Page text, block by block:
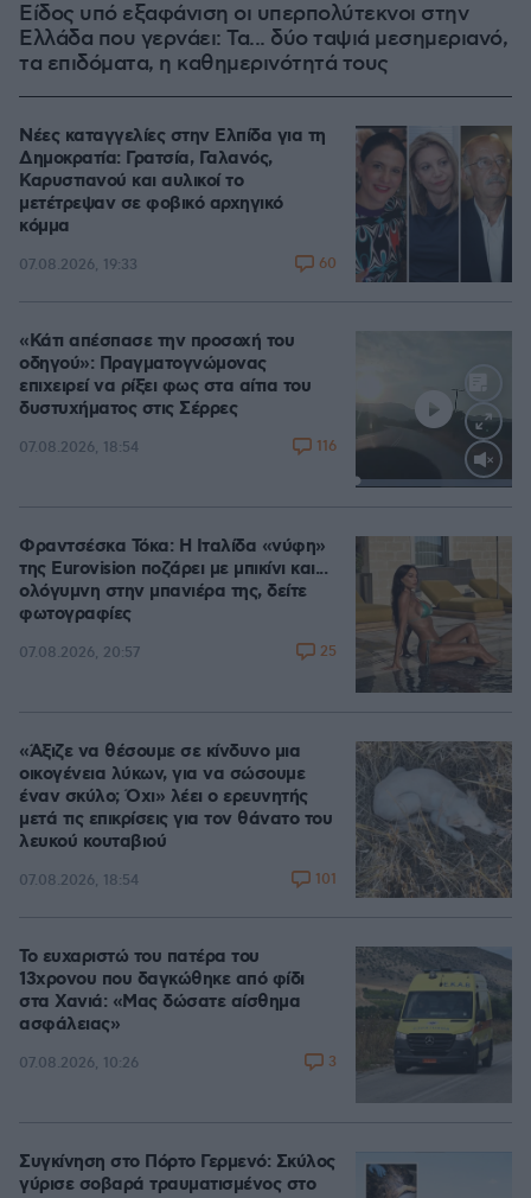
Είδος υπό εξαφάνιση οι υπερπολύτεκνοι στην
Ελλάδα που γερνάει: Τα... δύο ταψιά μεσημεριανό,
τα επιδόματα, η καθημερινότητά τους
Νέες καταγγελίες στην Ελπίδα για τη
Δημοκρατία: Γρατσία, Γαλανός,
Καρυστιανού και αυλικοί το
μετέτρεψαν σε φοβικό αρχηγικό
κόμμα
07.08.2026, 19:33 60
Loaded:
«Κάτι απέσπασε την προσοχή του
οδηγού»: Πραγματογνώμονας
επιχειρεί να ρίξει φως στα αίτια του
δυστυχήματος στις Σέρρες
07.08.2026, 18:54 116
Φραντσέσκα Τόκα: Η Ιταλίδα «νύφη»
της Eurovision ποζάρει με μπικίνι και...
ολόγυμνη στην μπανιέρα της, δείτε
φωτογραφίες
07.08.2026, 20:57 25
«Άξιζε να θέσουμε σε κίνδυνο μια
οικογένεια λύκων, για να σώσουμε
έναν σκύλο; Όχι» λέει ο ερευνητής
μετά τις επικρίσεις για τον θάνατο του
λευκού κουταβιού
07.08.2026, 18:54 101
Το ευχαριστώ του πατέρα του
13χρονου που δαγκώθηκε από φίδι
στα Χανιά: «Μας δώσατε αίσθημα
ασφάλειας»
07.08.2026, 10:26 3
Συγκίνηση στο Πόρτο Γερμενό: Σκύλος
γύρισε σοβαρά τραυματισμένος στο